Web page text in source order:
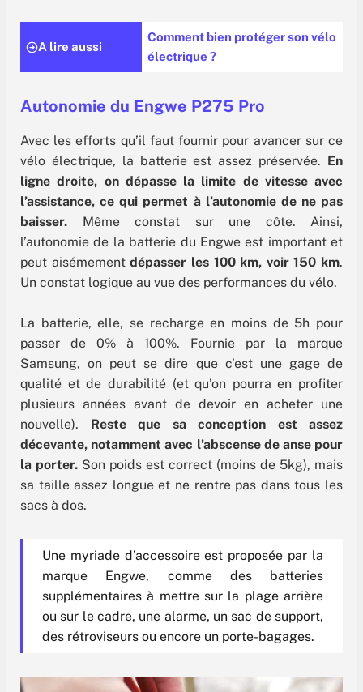
A lire aussi
Comment bien protéger son vélo
électrique ?
Autonomie du Engwe P275 Pro
Avec les efforts qu’il faut fournir pour avancer sur ce
vélo électrique, la batterie est assez préservée. En
ligne droite, on dépasse la limite de vitesse avec
l’assistance, ce qui permet à l’autonomie de ne pas
baisser. Même constat sur une côte. Ainsi,
l’autonomie de la batterie du Engwe est important et
peut aisémementdépasser les 100 km, voir 150 km.
Un constat logique au vue des performances du vélo.
La batterie, elle, se recharge en moins de 5h pour
passer de 0% à 100%. Fournie par la marque
Samsung, on peut se dire que c’est une gage de
qualité et de durabilité (et qu’on pourra en profiter
plusieurs années avant de devoir en acheter une
nouvelle). Reste que sa conception est assez
décevante, notamment avec l’abscense de anse pour
la porter. Son poids est correct (moins de 5kg), mais
sa taille assez longue et ne rentre pas dans tous les
sacs à dos.
Une myriade d’accessoire est proposée par la
marque Engwe, comme des batteries
supplémentaires à mettre sur la plage arrière
ou sur le cadre, une alarme, un sac de support,
des rétroviseurs ou encore un porte-bagages.